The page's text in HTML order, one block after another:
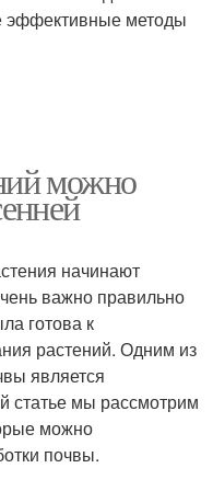
эффективные методы
можно
начинают
важно правильно
готова к
растений. Одним из
является
статье мы рассмотрим
можно
почвы.